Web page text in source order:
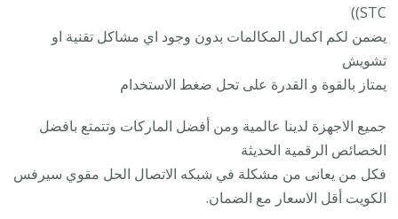
STC))
يضمن لكم اكمال المكالمات بدون وجود اي مشاكل تقنية او
تشويش
يمتاز بالقوة و القدرة على تحل ضغط الاستخدام
جميع الاجهزة لدينا عالمية ومن أفضل الماركات وتتمتع بافضل
الخصائص الرقمية الحديثة
فكل من يعانى من مشكلة في شبكه الاتصال الحل مقوي سيرفس
الكويت أقل الاسعار مع الضمان.